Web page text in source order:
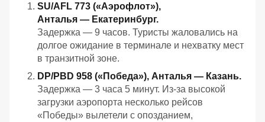
SU/AFL 773 («Аэрофлот»),
Анталья — Екатеринбург.
Задержка — 9 часов. Туристы жаловались на
долгое ожидание в терминале и нехватку мест
в транзитной зоне.
DP/PBD 958 («Победа»), Анталья — Казань.
Задержка — 3 часа 5 минут. Из‑за высокой
загрузки аэропорта несколько рейсов
«Победы» вылетели с опозданием,